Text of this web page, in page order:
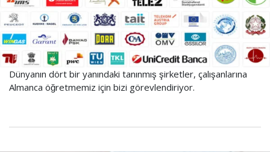
Dünyanın dört bir yanındaki tanınmış şirketler, çalışanlarına
Almanca öğretmemiz için bizi görevlendiriyor.